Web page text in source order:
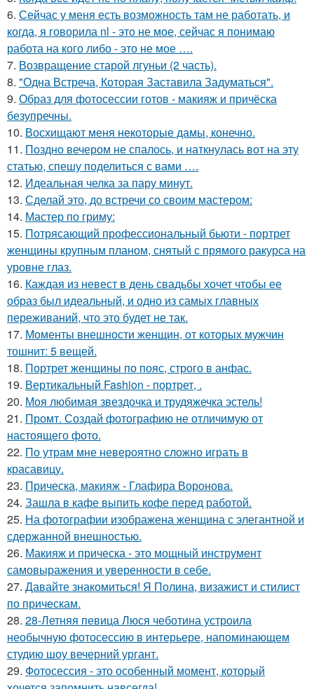
6. Сейчас у меня есть возможность там не работать, и
когда, я говорила nl - это не мое, сейчас я понимаю
работа на кого либо - это не мое ….
7. Возвращение старой лгуньи (2 часть).
8. "Одна Встреча, Которая Заставила Задуматься".
9. Образ для фотосессии готов - макияж и причёска
безупречны.
10. Восхищают меня некоторые дамы, конечно.
11. Поздно вечером не спалось, и наткнулась вот на эту
статью, спешу поделиться с вами ….
12. Идеальная челка за пару минут.
13. Сделай это, до встречи со своим мастером:
14. Мастер по гриму:
15. Потрясающий профессиональный бьюти - портрет
женщины крупным планом, снятый с прямого ракурса на
уровне глаз.
16. Каждая из невест в день свадьбы хочет чтобы ее
образ был идеальный, и одно из самых главных
переживаний, что это будет не так.
17. Моменты внешности женщин, от которых мужчин
тошнит: 5 вещей.
18. Портрет женщины по пояс, строго в анфас.
19. Вертикальный Fashion - портрет, .
20. Моя любимая звездочка и трудяжечка эстель!
21. Промт. Создай фотографию не отличимую от
настоящего фото.
22. По утрам мне невероятно сложно играть в
красавицу.
23. Прическа, макияж - Глафира Воронова.
24. Зашла в кафе выпить кофе перед работой.
25. На фотографии изображена женщина с элегантной и
сдержанной внешностью.
26. Макияж и прическа - это мощный инструмент
самовыражения и уверенности в себе.
27. Давайте знакомиться! Я Полина, визажист и стилист
по прическам.
28. 28-Летняя певица Люся чеботина устроила
необычную фотосессию в интерьере, напоминающем
студию шоу вечерний ургант.
29. Фотосессия - это особенный момент, который